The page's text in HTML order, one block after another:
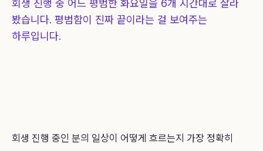
회생 진행 중 어느 평범한 화요일을 6개 시간대로 잘라
봤습니다. 평범함이 진짜 끝이라는 걸 보여주는
하루입니다.
회생 진행 중인 분의 일상이 어떻게 흐르는지 가장 정확히